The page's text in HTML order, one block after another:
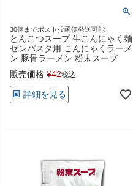
30個までポスト投函便発送可能
とんこつスープ 生こんにゃく麺
ゼンパスタ用 こんにゃくラーメ
ン 豚骨ラーメン 粉末スープ
販売価格 ¥42税込
詳細を見る